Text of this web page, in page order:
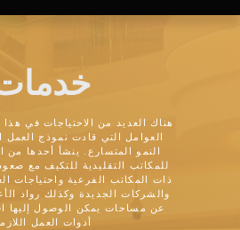
هناك العديد من الاحتياجات في
العوامل التي قادت نموذج العمل
النمو المتسارع. ينشأ أحدها من
للمكاتب التقليدية للتكيف مع
ذات المكاتب الفرعية واحتياجات
والشركات الجديدة وكذلك رواد
عن مساحات يمكن الوصول إليها
أدوات العمل